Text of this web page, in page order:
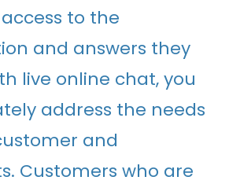
to the
and answers they
live online chat, you
address the needs
and
Customers who are